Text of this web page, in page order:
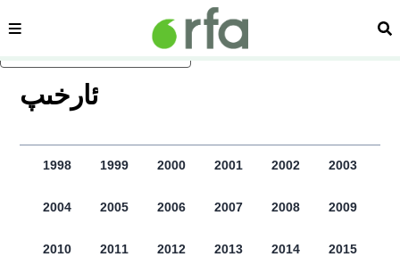
асаслиқ мәзмунға атлаң
сәһипә
ﺋﺎﺭﺧﯩﭗ
1998 1999 2000 2001 2002 2003
2004 2005 2006 2007 2008 2009
2010 2011 2012 2013 2014 2015